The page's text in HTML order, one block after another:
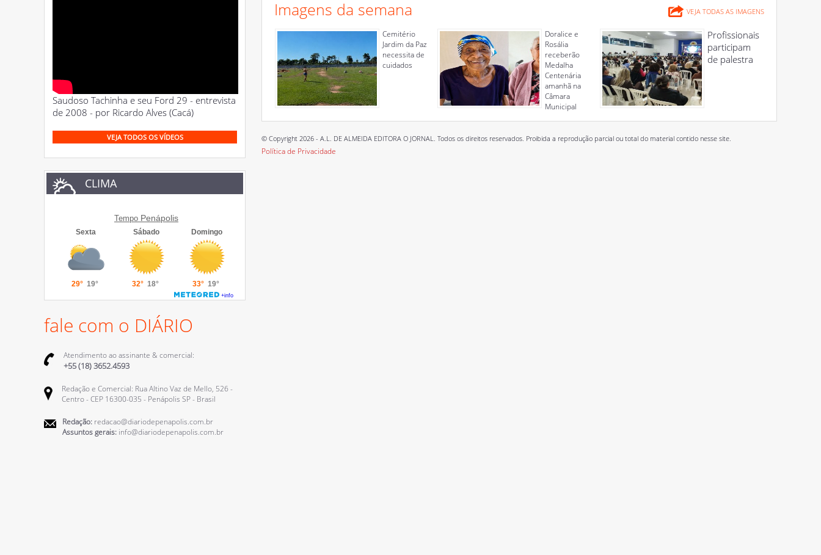
Saudoso Tachinha e seu Ford 29 - entrevista
de 2008 - por Ricardo Alves (Cacá)
VEJA TODOS OS VÍDEOS
CLIMA
Tempo Penápolis
fale com o DIÁRIO
Atendimento ao assinante & comercial:
+55 (18) 3652.4593
Redação e Comercial: Rua Altino Vaz de Mello, 526 -
Centro - CEP 16300-035 - Penápolis SP - Brasil
Redação: redacao@diariodepenapolis.com.br
Assuntos gerais: info@diariodepenapolis.com.br
Imagens da semana VEJA TODAS AS IMAGENS
Cemitério
Jardim da Paz
necessita de
cuidados
Doralice e
Rosália
receberão
Medalha
Centenária
amanhã na
Câmara
Municipal
Profissionais
participam
de palestra
© Copyright 2026 - A.L. DE ALMEIDA EDITORA O JORNAL. Todos os direitos reservados. Proibida a reprodução parcial ou total do material contido nesse site.
Política de Privacidade